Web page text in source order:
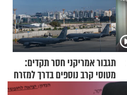
תגבור אמריקני חסר תקדים:
מטוסי קרב נוספים בדרך למזרח
התיכון